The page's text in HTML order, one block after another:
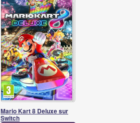
Mario Kart 8 Deluxe sur
Switch